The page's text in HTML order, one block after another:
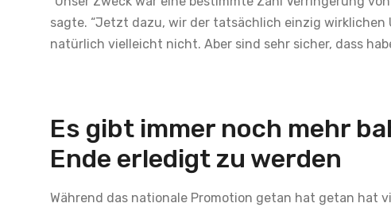
sagte. “Jetzt dazu, wir der tatsächlich einzig
natürlich vielleicht nicht. Aber sind sehr sicher, dass
Es gibt immer noch mehr
Ende erledigt zu werden
Während das nationale Promotion getan hat getan hat